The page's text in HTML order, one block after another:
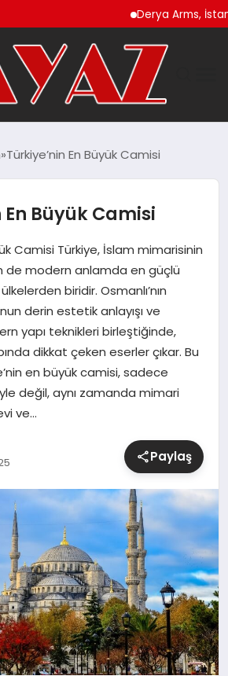
Derya Arms, İstanbul
Türkiye’nin En Büyük Camisi
Büyük Camisi
Camisi Türkiye, İslam mimarisinin
de modern anlamda en güçlü
biridir. Osmanlı’nın
derin estetik anlayışı ve
yapı teknikleri birleştiğinde,
dikkat çeken eserler çıkar. Bu
en büyük camisi, sadece
değil, aynı zamanda mimari
ve…
Paylaş